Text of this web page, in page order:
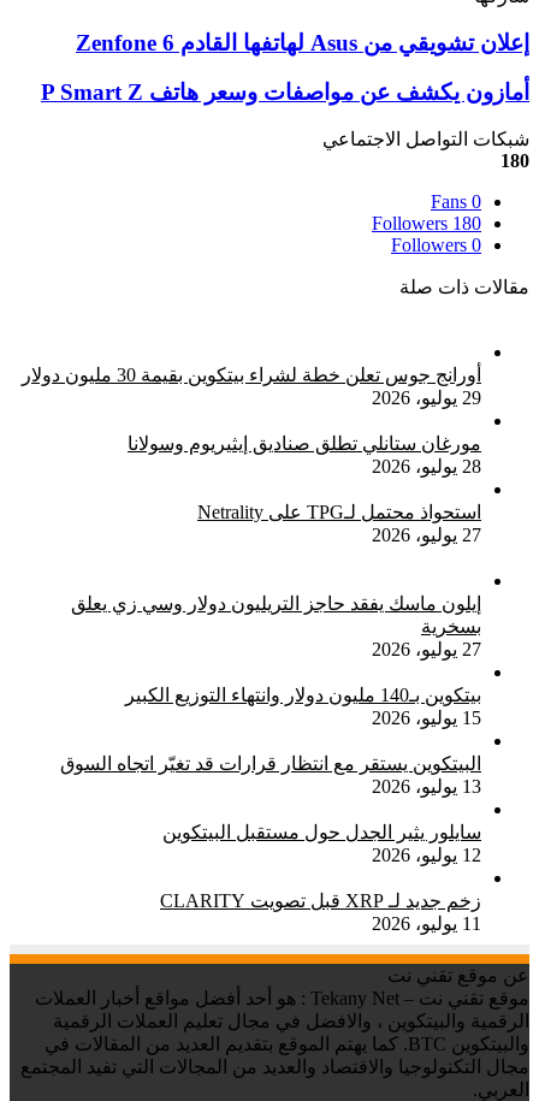
إعلان
تشويقي
من
Asus
لهاتفها
القادم
إعلان تشويقي من Asus لهاتفها القادم Zenfone 6
أمازون
يكشف
عن
مواصفات
هاتف
Smart
أمازون يكشف عن مواصفات وسعر هاتف P Smart Z
شبكات التواصل الاجتماعي
180
0
Fans
180
Followers
0
Followers
مقالات ذات صلة
أورانج جوس تعلن خطة لشراء بيتكوين بقيمة 30 مليون دولار
29 يوليو، 2026
مورغان ستانلي تطلق صناديق إيثيريوم وسولانا
28 يوليو، 2026
استحواذ محتمل لـTPG على Netrality
27 يوليو، 2026
إيلون ماسك يفقد حاجز التريليون دولار وسي زي يعلق
بسخرية
27 يوليو، 2026
بيتكوين بـ140 مليون دولار وانتهاء التوزيع الكبير
15 يوليو، 2026
البيتكوين يستقر مع انتظار قرارات قد تغيّر اتجاه السوق
13 يوليو، 2026
سايلور يثير الجدل حول مستقبل البيتكوين
12 يوليو، 2026
زخم جديد لـ XRP قبل تصويت CLARITY
11 يوليو، 2026
عن موقع تقني نت
موقع تقني نت – Tekany Net : هو أحد أفضل مواقع أخبار العملات
الرقمية والبيتكوين ، والافضل في مجال تعليم العملات الرقمية
والبيتكوين BTC. كما يهتم الموقع بتقديم العديد من المقالات في
مجال التكنولوجيا والاقتصاد والعديد من المجالات التي تفيد المجتمع
العربي.